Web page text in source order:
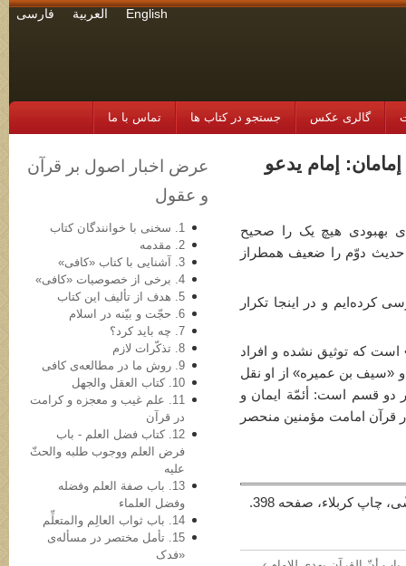
English العربية فارسی
گالری عکس جستجو در کتاب ها تماس با ما
إمامان: إمام یدعو
بهبودی هیچ یک را صحیح
دوّم را ضعیف همطراز
را در صفحة 305 بررسی کرده‌ایم و در اینجا تکرار
که توثیق نشده و افراد
«سیف بن عمیره» از او نقل
دو قسم است: أئمّة ایمان و
قرآن امامت مؤمنین منحصر
چاپ کربلاء، صفحه 398.
عرض اخبار اصول بر قرآن
و عقول
1. سخنی با خوانندگان کتاب
2. مقدمه
3. آشنایی با کتاب «کافی»
4. برخی از خصوصیات «کافی»
5. هدف از تألیف این کتاب
6. حجّت و بیّنه در اسلام
7. چه باید کرد؟
8. تذکّرات لازم
9. روش ما در مطالعه‌ی کافی
10. کتاب العقل والجهل
11. علم غیب و معجزه و کرامت
در قرآن
12. کتاب فضل العلم - باب
فرض العلم ووجوب طلبه والحثّ
علیه
13. باب صفة العلم وفضله
وفضل العلماء
14. باب ثواب العالِم والمتعلِّم
15. تأمل مختصر در مسأله‌ی
«فدک